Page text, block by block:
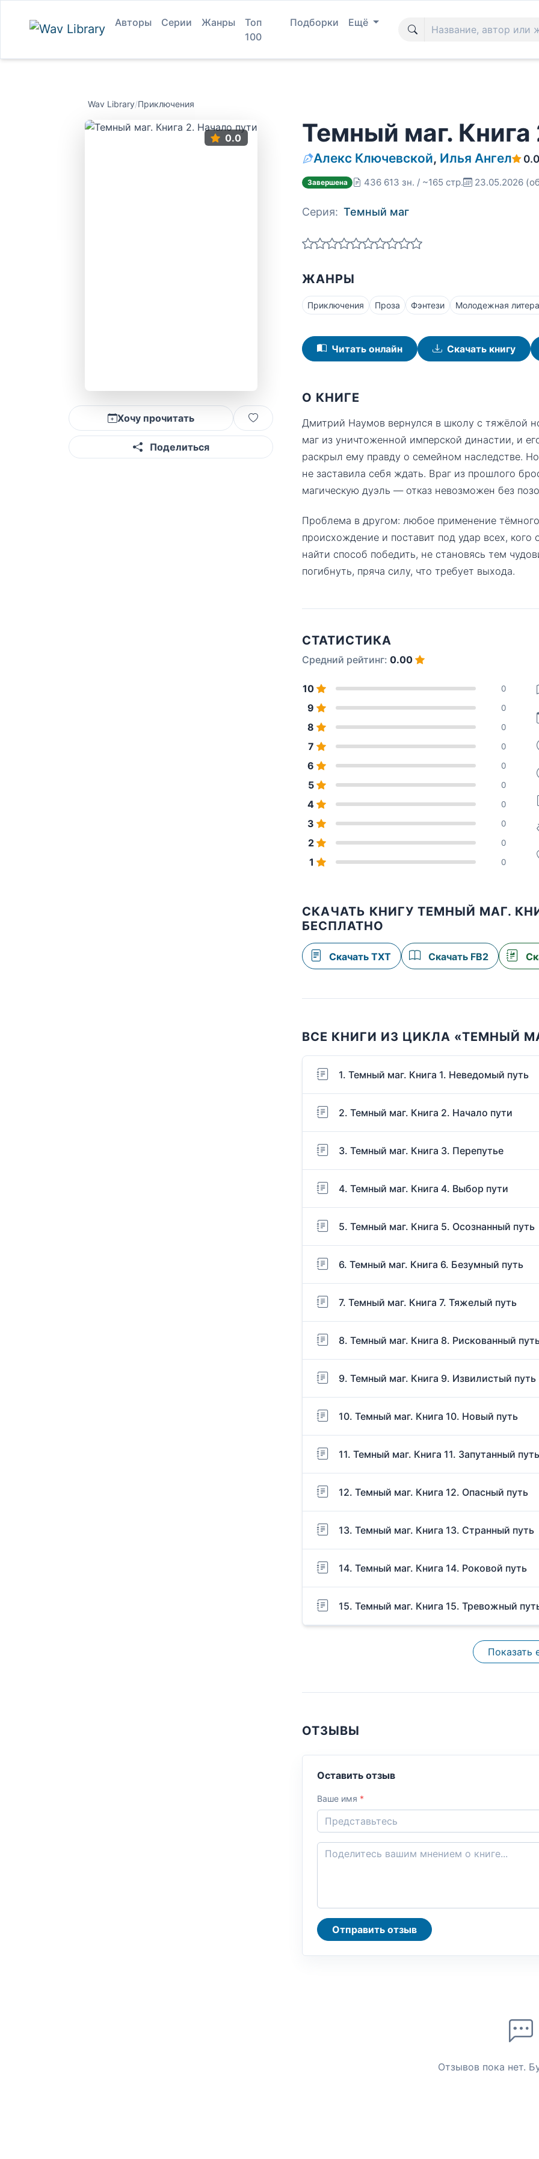
Авторы Серии Жанры
Топ
100
Подборки Ещё
Wav Library/Приключения
0.0
Хочу прочитать
Поделиться
Темный маг. Книга
Алекс Ключевской, Илья Ангел 0.0
Завершена 436 613 зн. / ~165 стр. 23.05.2026
Серия: Темный маг
ЖАНРЫ
Приключения Проза Фэнтези Молодежная
Читать онлайн Скачать книгу
О КНИГЕ
Дмитрий Наумов вернулся в школу с тяжёлой
маг из уничтоженной имперской династии, и
раскрыл ему правду о семейном наследстве.
не заставила себя ждать. Враг из прошлого
магическую дуэль — отказ невозможен без
Проблема в другом: любое применение
происхождение и поставит под удар всех,
найти способ победить, не становясь тем
погибнуть, пряча силу, что требует выхода.
СТАТИСТИКА
Средний рейтинг: 0.00
10 0
9 0
8 0
7 0
6 0
5 0
4 0
3 0
2 0
1 0
СКАЧАТЬ КНИГУ ТЕМНЫЙ МАГ.
БЕСПЛАТНО
Скачать TXT Скачать FB2
ВСЕ КНИГИ ИЗ ЦИКЛА «ТЕМНЫЙ
1. Темный маг. Книга 1. Неведомый путь
2. Темный маг. Книга 2. Начало пути
3. Темный маг. Книга 3. Перепутье
4. Темный маг. Книга 4. Выбор пути
5. Темный маг. Книга 5. Осознанный путь
6. Темный маг. Книга 6. Безумный путь
7. Темный маг. Книга 7. Тяжелый путь
8. Темный маг. Книга 8. Рискованный
9. Темный маг. Книга 9. Извилистый путь
10. Темный маг. Книга 10. Новый путь
11. Темный маг. Книга 11. Запутанный путь
12. Темный маг. Книга 12. Опасный путь
13. Темный маг. Книга 13. Странный путь
14. Темный маг. Книга 14. Роковой путь
15. Темный маг. Книга 15. Тревожный
Показать
ОТЗЫВЫ
Оставить отзыв
Ваше имя *
Отправить отзыв
Отзывов пока нет.